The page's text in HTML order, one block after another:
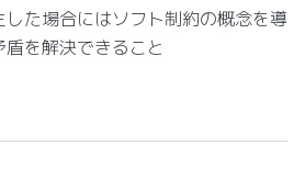
た場合にはソフト制約の概念を導
を解決できること